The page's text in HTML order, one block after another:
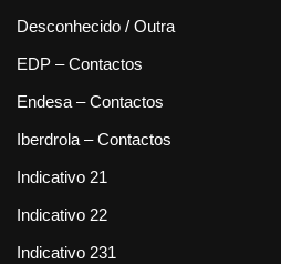
Desconhecido / Outra
EDP – Contactos
Endesa – Contactos
Iberdrola – Contactos
Indicativo 21
Indicativo 22
Indicativo 231